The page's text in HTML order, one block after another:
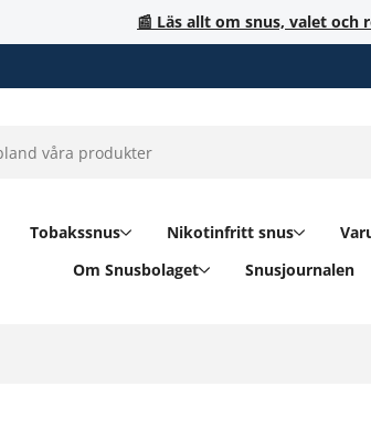
📰 Läs allt om snus, valet och
Tobakssnus Nikotinfritt snus
Om Snusbolaget
Snusjournalen